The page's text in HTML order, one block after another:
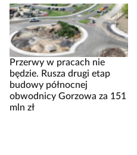
Przerwy w pracach nie
będzie. Rusza drugi etap
budowy północnej
obwodnicy Gorzowa za 151
mln zł